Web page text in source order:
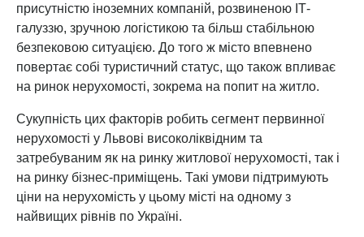
присутністю іноземних компаній, розвиненою ІТ-
галуззю, зручною логістикою та більш стабільною
безпековою ситуацією. До того ж місто впевнено
повертає собі туристичний статус, що також впливає
на ринок нерухомості, зокрема на попит на житло.
Сукупність цих факторів робить сегмент первинної
нерухомості у Львові високоліквідним та
затребуваним як на ринку житлової нерухомості, так і
на ринку бізнес-приміщень. Такі умови підтримують
ціни на нерухомість у цьому місті на одному з
найвищих рівнів по Україні.